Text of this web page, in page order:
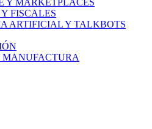
Y MARKETPLACES
FISCALES
ARTIFICIAL Y TALKBOTS